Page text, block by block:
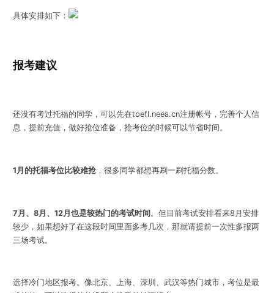
具体安排如下：
报考建议
还没有考过托福的同学，可以先在toefl.neea.cn注册帐号，完善个人信
息，提前充值，做好抢位准备，抢考位的时候可以节省时间。
1月的托福考位比较难抢，很多同学都想再刷一刷托福分数。
7月、8月、12月也是较热门的考试时间。但目前考试安排看来8月安排
较少，如果想好了在这段时间里面多考几次，那就请提前一次性多报两
三场考试。
选择冷门地区报考。像北京、上海、深圳、武汉等热门城市，考位是最